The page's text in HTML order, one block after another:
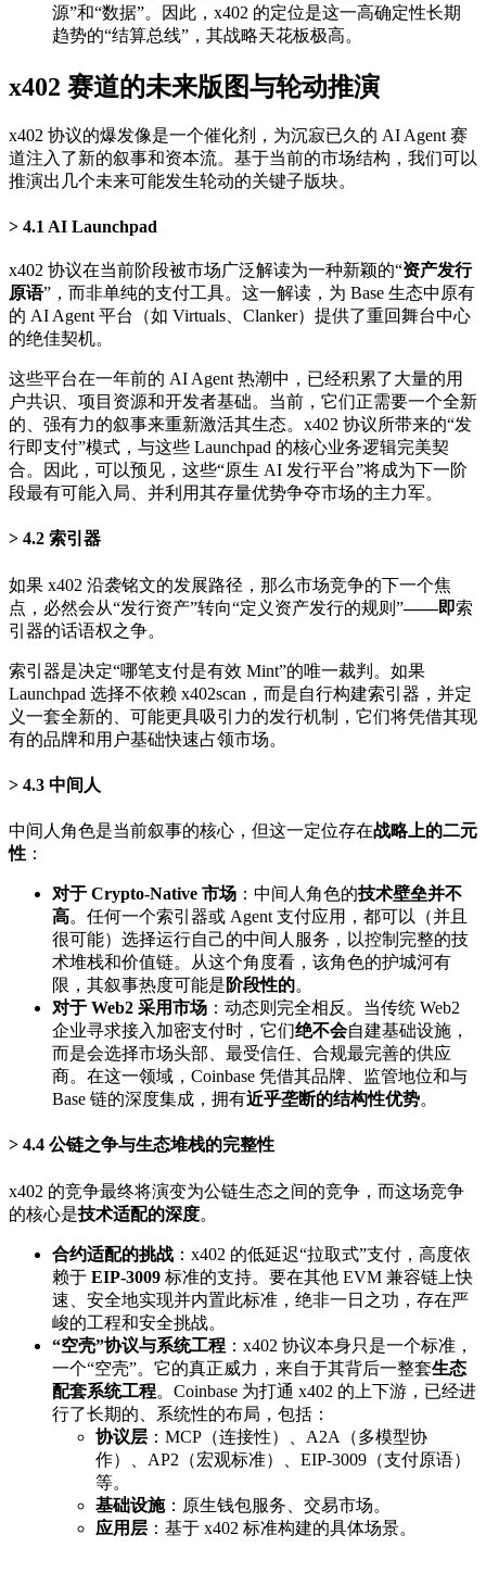
源”和“数据”。因此，x402 的定位是这一高确定性长期
趋势的“结算总线”，其战略天花板极高。
x402 赛道的未来版图与轮动推演
x402 协议的爆发像是一个催化剂，为沉寂已久的 AI Agent 赛
道注入了新的叙事和资本流。基于当前的市场结构，我们可以
推演出几个未来可能发生轮动的关键子版块。
4.1 AI Launchpad
x402 协议在当前阶段被市场广泛解读为一种新颖的“资产发行
原语”，而非单纯的支付工具。这一解读，为 Base 生态中原有
的 AI Agent 平台（如 Virtuals、Clanker）提供了重回舞台中心
的绝佳契机。
这些平台在一年前的 AI Agent 热潮中，已经积累了大量的用
户共识、项目资源和开发者基础。当前，它们正需要一个全新
的、强有力的叙事来重新激活其生态。x402 协议所带来的“发
行即支付”模式，与这些 Launchpad 的核心业务逻辑完美契
合。因此，可以预见，这些“原生 AI 发行平台”将成为下一阶
段最有可能入局、并利用其存量优势争夺市场的主力军。
4.2 索引器
如果 x402 沿袭铭文的发展路径，那么市场竞争的下一个焦
点，必然会从“发行资产”转向“定义资产发行的规则”——即索
引器的话语权之争。
索引器是决定“哪笔支付是有效 Mint”的唯一裁判。如果
Launchpad 选择不依赖 x402scan，而是自行构建索引器，并定
义一套全新的、可能更具吸引力的发行机制，它们将凭借其现
有的品牌和用户基础快速占领市场。
4.3 中间人
中间人角色是当前叙事的核心，但这一定位存在战略上的二元
性 ：
对于 Crypto-Native 市场 ：中间人角色的技术壁垒并不
高。任何一个索引器或 Agent 支付应用，都可以（并且
很可能）选择运行自己的中间人服务，以控制完整的技
术堆栈和价值链。从这个角度看，该角色的护城河有
限，其叙事热度可能是阶段性的。
对于 Web2 采用市场 ：动态则完全相反。当传统 Web2
企业寻求接入加密支付时，它们绝不会自建基础设施，
而是会选择市场头部、最受信任、合规最完善的供应
商。在这一领域，Coinbase 凭借其品牌、监管地位和与
Base 链的深度集成，拥有近乎垄断的结构性优势。
4.4 公链之争与生态堆栈的完整性
x402 的竞争最终将演变为公链生态之间的竞争，而这场竞争
的核心是技术适配的深度。
合约适配的挑战 ：x402 的低延迟“拉取式”支付，高度依
赖于 EIP-3009 标准的支持。要在其他 EVM 兼容链上快
速、安全地实现并内置此标准，绝非一日之功，存在严
峻的工程和安全挑战。
“空壳”协议与系统工程 ：x402 协议本身只是一个标准，
一个“空壳”。它的真正威力，来自于其背后一整套生态
配套系统工程。Coinbase 为打通 x402 的上下游，已经进
行了长期的、系统性的布局，包括：
协议层 ：MCP（连接性）、A2A（多模型协
作）、AP2（宏观标准）、EIP-3009（支付原语）
等。
基础设施：原生钱包服务、交易市场。
应用层 ：基于 x402 标准构建的具体场景。